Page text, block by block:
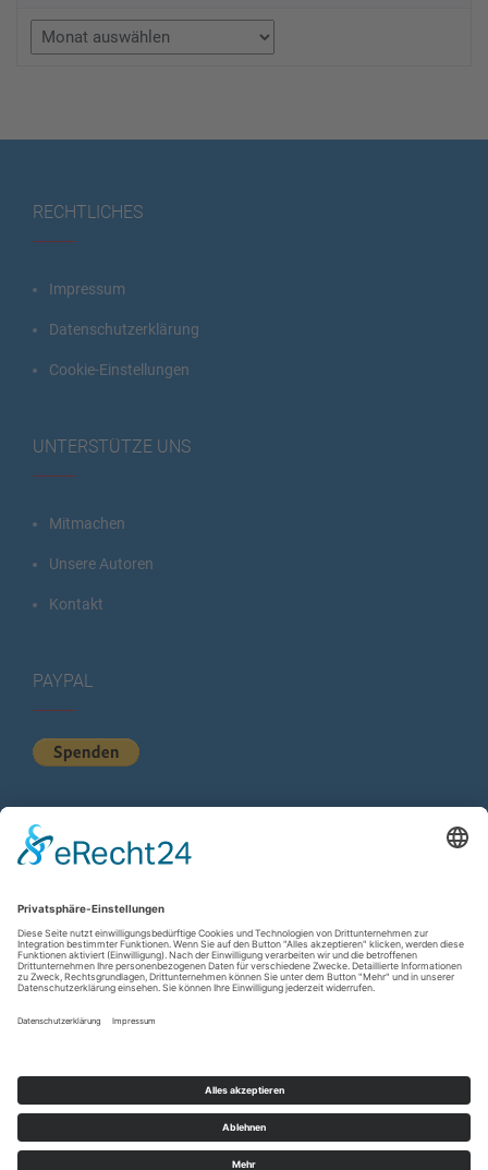
Archiv
RECHTLICHES
Impressum
Datenschutzerklärung
Cookie-Einstellungen
UNTERSTÜTZE UNS
Mitmachen
Unsere Autoren
Kontakt
PAYPAL
KURZSTATISTIK
Total Views:613.531
Besucher gesamt:223.900
Gesamt Beiträge:
Copyright © 2026wir-hn.de – wirland.eu. All rights reserved.